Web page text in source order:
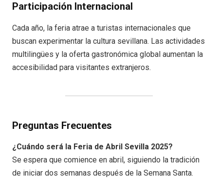
Participación Internacional
Cada año, la feria atrae a turistas internacionales que
buscan experimentar la cultura sevillana. Las actividades
multilingües y la oferta gastronómica global aumentan la
accesibilidad para visitantes extranjeros.
Preguntas Frecuentes
¿Cuándo será la Feria de Abril Sevilla 2025?
Se espera que comience en abril, siguiendo la tradición
de iniciar dos semanas después de la Semana Santa.